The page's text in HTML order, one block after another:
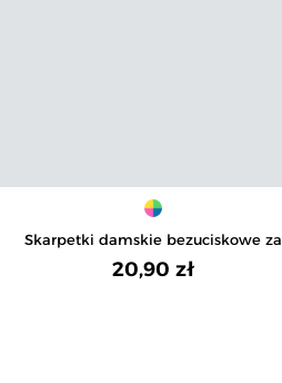
Skarpetki damskie bezuciskowe za
kostkę 3-pak
20,90 zł